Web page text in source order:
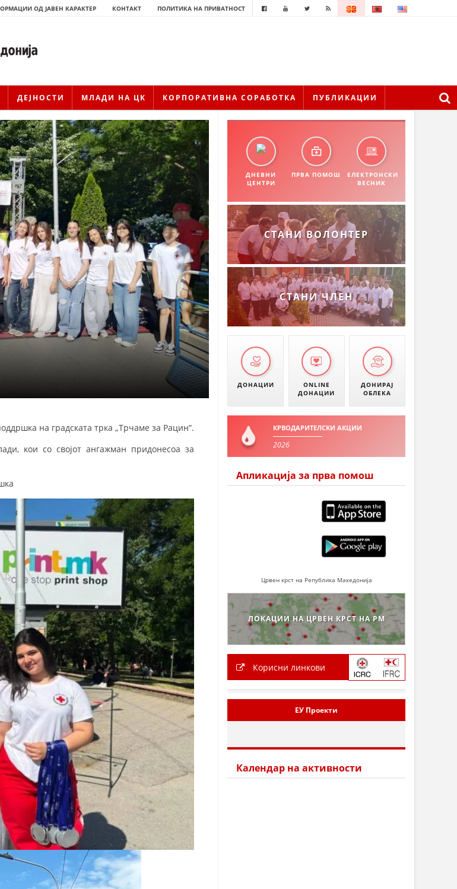
ОД ЈАВЕН КАРАКТЕР КОНТАКТ ПОЛИТИКА НА ПРИВАТНОСТ
ДЕЈНОСТИ МЛАДИ НА ЦК КОРПОРАТИВНА СОРАБОТКА ПУБЛИКАЦИИ
ИСТОРИЈАТ НА ЦКРМ
ИСТОРИЈАТ НА ДВИЖЕЊЕТО
СТРУКТУРА НА ОРГАНИЗАЦИЈАТА
КОНТАКТ ИНФОРМАЦИИ
ВО ПРОФЕСИОНАЛНИ ТЕЛА
И ОРГАНИЗАЦИОНА ПОСТАВЕНОСТ
ДИСЕМИНАЦИЈА
MЕЃУНАРОДНО ХУМАНИТАРНО ПРАВО
ПРОМОЦИЈА НА ХУМАНИ ВРЕДНОСТИ
УПОТРЕБА И ЗАШТИТА НА АМБЛЕМОТ
ХУМАНИТАРНА ДЕЈНОСТ
КАКО ДА ДОНИРАТЕ
И ДЕЈСТВО ПРИ КАТАСТРОФИ
ТИМОВИ НА ООЦК
СПАСИТЕЛНА СТАНИЦА ВОДНО
И ДЕЈСТВУВАЊЕ ПРИ КАТАСТРОФИ
ОДНОСИ СО ЈАВНОСТ
ИСТРАЖУВАЊЕ НА ЈАВНО МИСЛЕЊЕ
МЕЃУНАРОДНА СОРАБОТКА
ДОГОВОРИ
НА СЛУЖБАТА ЗА БАРАЊЕ
ФОРМУЛАРИ ЗА БАРАЊА
на градската трка „Трчаме за Рацин“.
кои со својот ангажман придонесоа за
ДНЕВНИ
ЦЕНТРИ
ПРВА ПОМОШ
ЕЛЕКТРОНСКИ
ВЕСНИК
СТАНИ ВОЛОНТЕР
СТАНИ ЧЛЕН
ДОНАЦИИ
ONLINE
ДОНАЦИИ
ДОНИРАЈ
ОБЛЕКА
КРВОДАРИТЕЛСКИ АКЦИИ
2026
Апликација за прва помош
Црвен крст на Република Македонија
ЛОКАЦИИ НА ЦРВЕН КРСТ НА РМ
Корисни линкови
ЕУ Проекти
Календар на активности